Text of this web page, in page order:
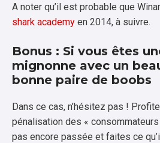
A noter qu’il est probable que
shark academy en 2014, à suivre.
Bonus : Si vous êtes
mignonne avec un
bonne paire de boobs
Dans ce cas, n’hésitez pas !
pénalisation des «
pas encore passée et faites ce